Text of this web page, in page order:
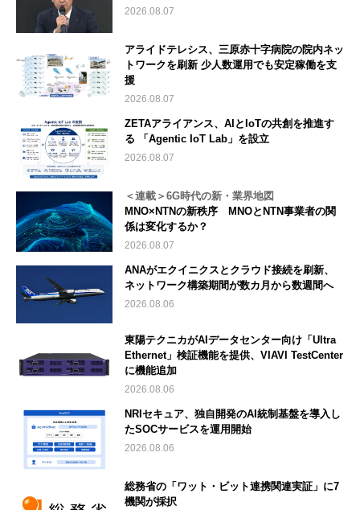
2026.08.07
アライドテレシス、三原赤十字病院の院内ネッ
トワークを刷新 少人数運用でも安定稼働を支
援
2026.08.07
ZETAアライアンス、AIとIoTの共創を推進す
る 「Agentic IoT Lab」を設立
2026.08.07
＜連載＞6G時代の新・業界地図
MNO×NTNの新秩序 MNOとNTN事業者の関
係は変化するか？
2026.08.07
ANAがエクイニクスとクラウド接続を刷新、
ネットワーク構築期間が数カ月から数週間へ
2026.08.06
東陽テクニカがAIデータセンター向け「Ultra
Ethernet」検証機能を提供、VIAVI TestCenter
に機能追加
2026.08.06
NRIセキュア、独自開発のAI統制基盤を導入し
たSOCサービスを運用開始
2026.08.06
総務省の「ワット・ビット連携関連実証」に7
機関が採択